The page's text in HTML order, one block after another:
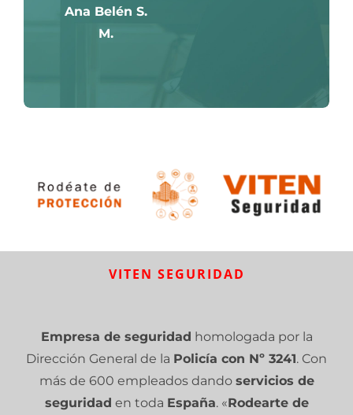
Ana Belén S.
M.
VITEN SEGURIDAD
Empresa de seguridad homologada por la
Dirección General de la Policía con Nº 3241. Con
más de 600 empleados dando servicios de
seguridad en toda España. «Rodearte de